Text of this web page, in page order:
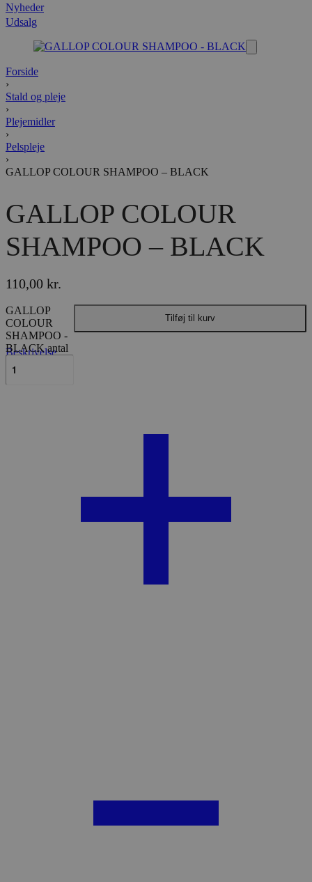
Nyheder
Udsalg
Forside
›
Stald og pleje
›
Plejemidler
›
Pelspleje
›
GALLOP COLOUR SHAMPOO – BLACK
GALLOP COLOUR
SHAMPOO – BLACK
110,00 kr.
GALLOP
COLOUR
SHAMPOO -
BLACK antal
Tilføj til kurv
Beskrivelse